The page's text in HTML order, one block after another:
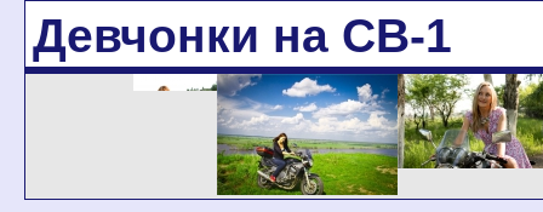
Девчонки на CB-1